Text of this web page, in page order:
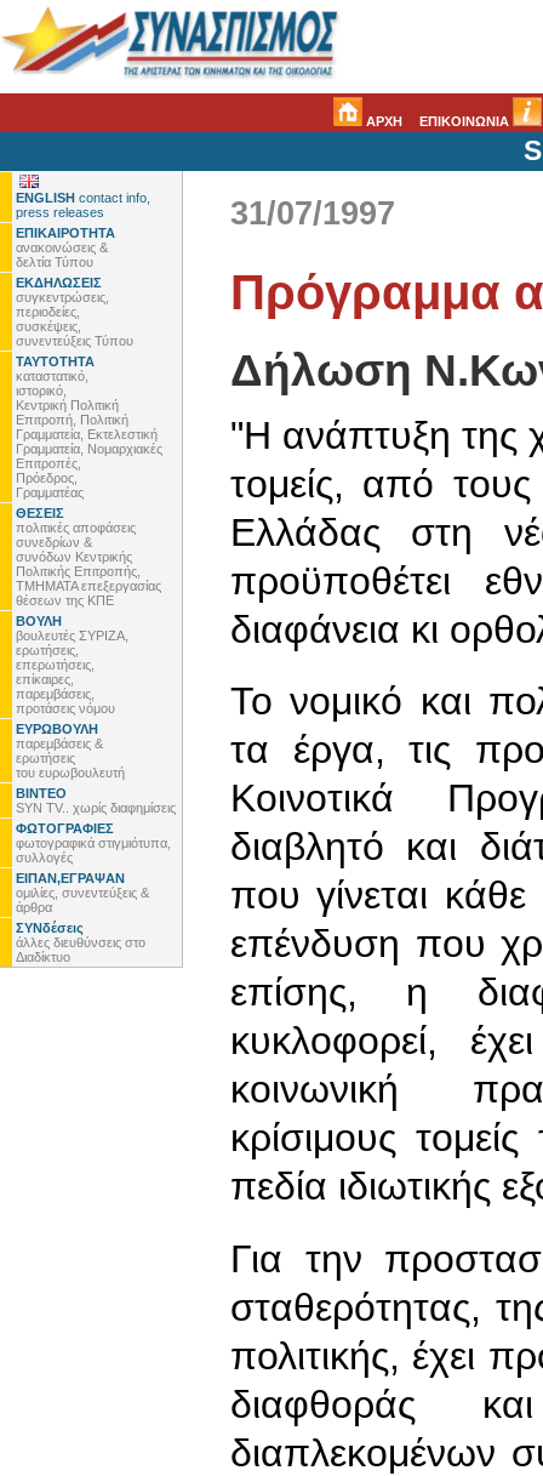
ΑΡΧΗ ΕΠΙΚΟΙΝΩΝΙΑ
ENGLISH contact info,
press releases
ΕΠΙΚΑΙΡΟΤΗΤΑ
ανακοινώσεις &
δελτία Τύπου
ΕΚΔΗΛΩΣΕΙΣ
συγκεντρώσεις,
περιοδείες,
συσκέψεις,
συνεντεύξεις Τύπου
ΤΑΥΤΟΤΗΤΑ
καταστατικό,
ιστορικό,
Κεντρική Πολιτική
Επιτροπή, Πολιτική
Γραμματεία, Εκτελεστική
Γραμματεία, Νομαρχιακές
Επιτροπές,
Πρόεδρος,
Γραμματέας
ΘΕΣΕΙΣ
πολιτικές αποφάσεις
συνεδρίων &
συνόδων Κεντρικής
Πολιτικής Επιτροπής,
ΤΜΗΜΑΤΑ επεξεργασίας
θέσεων της ΚΠΕ
ΒΟΥΛΗ
βουλευτές ΣΥΡΙΖΑ,
ερωτήσεις,
επερωτήσεις,
επίκαιρες,
παρεμβάσεις,
προτάσεις νόμου
ΕΥΡΩΒΟΥΛΗ
παρεμβάσεις &
ερωτήσεις
του ευρωβουλευτή
ΒΙΝΤΕΟ
SYN TV.. χωρίς διαφημίσεις
ΦΩΤΟΓΡΑΦΙΕΣ
φωτογραφικά στιγμιότυπα,
συλλογές
ΕΙΠΑΝ,ΕΓΡΑΨΑΝ
ομιλίες, συνεντεύξεις &
άρθρα
ΣΥΝδέσεις
άλλες διευθύνσεις στο
Διαδίκτυο
31/07/1997
Πρόγραμμα
Δήλωση
"Η ανάπτυξη της
τομείς, από
Ελλάδας στη
προϋποθέτει
διαφάνεια κι
Το νομικό και
τα έργα, τις
Κοινοτικά
διαβλητό και
που γίνεται
επένδυση που
επίσης, η
κυκλοφορεί,
κοινωνική
κρίσιμους
πεδία ιδιωτικής
Για την
σταθερότητας,
πολιτικής, έχει
διαφθοράς
διαπλεκομένων